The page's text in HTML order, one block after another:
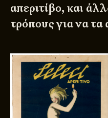
απεριτίβο, και
τρόπους για να